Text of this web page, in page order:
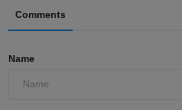
Comments
Name